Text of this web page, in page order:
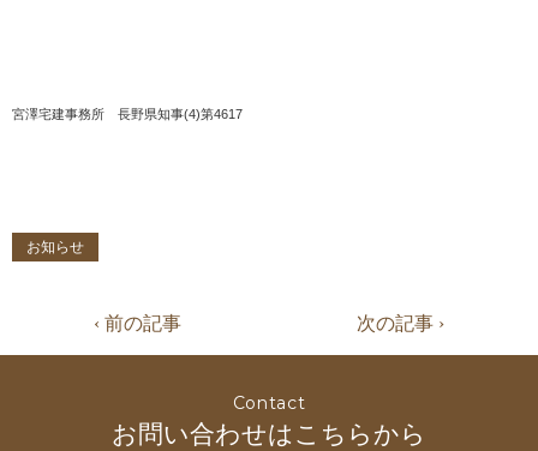
宮澤宅建事務所 長野県知事(4)第4617
お知らせ
‹ 前の記事 次の記事 ›
Contact
お問い合わせはこちらから